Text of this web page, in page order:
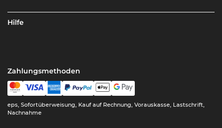
Hilfe
Zahlungsmethoden
eps, Sofortüberweisung, Kauf auf Rechnung, Vorauskasse, Lastschrift,
Nachnahme